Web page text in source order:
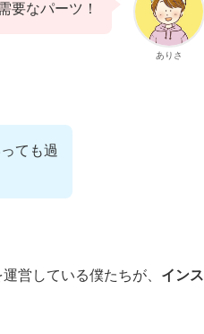
ありさ
要なパーツ！
ても過
営している僕たちが、 インス